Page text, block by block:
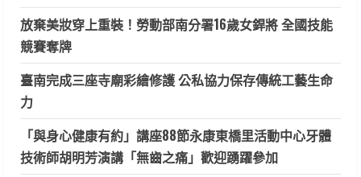
放棄美妝穿上重裝！勞動部南分署16歲女銲將 全國技能
競賽奪牌
臺南完成三座寺廟彩繪修護 公私協力保存傳統工藝生命
力
「與身心健康有約」講座88節永康東橋里活動中心牙體
技術師胡明芳演講「無齒之痛」歡迎踴躍參加